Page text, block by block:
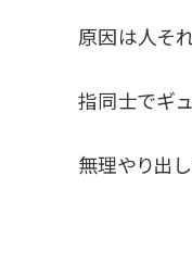
原因は人そ
指同士でギュ
無理やり出